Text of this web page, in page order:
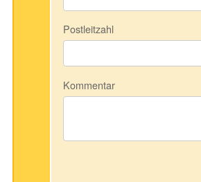
Postleitzahl
Kommentar